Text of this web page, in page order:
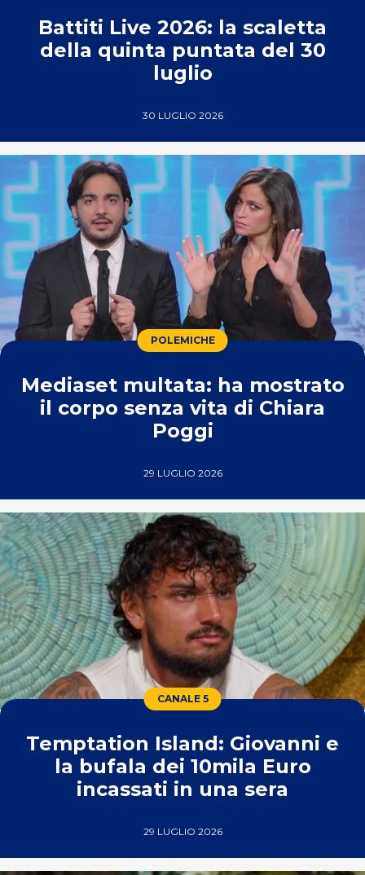
Battiti Live 2026: la scaletta
della quinta puntata del 30
luglio
30 LUGLIO 2026
POLEMICHE
Mediaset multata: ha mostrato
il corpo senza vita di Chiara
Poggi
29 LUGLIO 2026
CANALE 5
Temptation Island: Giovanni e
la bufala dei 10mila Euro
incassati in una sera
29 LUGLIO 2026